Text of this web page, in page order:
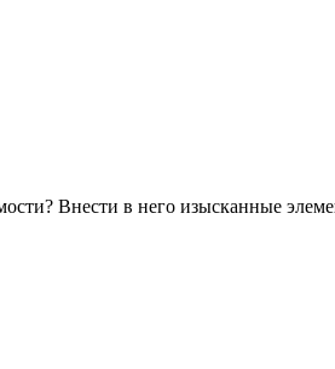
Внести в него изысканные